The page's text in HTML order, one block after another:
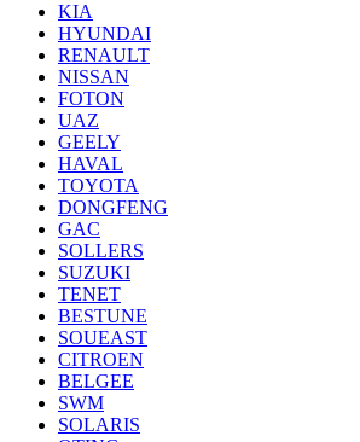
KIA
HYUNDAI
RENAULT
NISSAN
FOTON
UAZ
GEELY
HAVAL
TOYOTA
DONGFENG
GAC
SOLLERS
SUZUKI
TENET
BESTUNE
SOUEAST
CITROEN
BELGEE
SWM
SOLARIS